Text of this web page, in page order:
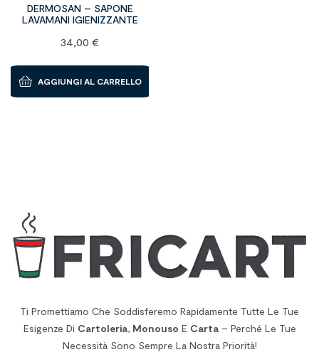
DERMOSAN – SAPONE
LAVAMANI IGIENIZZANTE
34,00 €
AGGIUNGI AL CARRELLO
Ti Promettiamo Che Soddisferemo Rapidamente Tutte Le Tue
Esigenze Di Cartoleria, Monouso E Carta– Perché Le Tue
Necessità Sono Sempre La Nostra Priorità!